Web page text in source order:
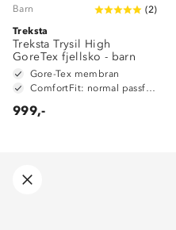
Barn (2)
Treksta
Treksta Trysil High
GoreTex fjellsko - barn
Gore-Tex membran
ComfortFit: normal passform
999,-